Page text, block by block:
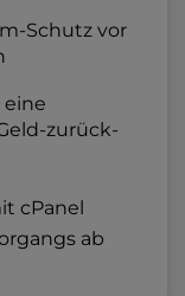
Schutz vor
eine
zurück-
cPanel
ab